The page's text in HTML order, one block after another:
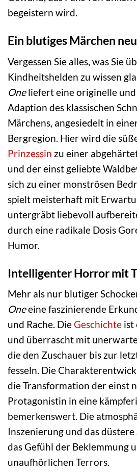
begeistern wird.
Ein blutiges Märchen
Vergessen Sie alles, was Sie
Kindheitshelden zu wissen
Oneliefert eine originelle
Adaption des klassischen
Märchens, angesiedelt in
Bergregion. Hier wird die
Prinzessin zu einer
und der einst geliebte
sich zu einer monströsen
spielt meisterhaft mit
untergräbt liebevoll
durch eine radikale Dosis
Humor.
Intelligenter Horror mit
Mehr als nur blutiger
Oneeine faszinierende
und Rache. DieGeschichte ist
und überrascht mit
die den Zuschauer bis zur
fesseln. Die
die Transformation der einst
Protagonistin in eine
bemerkenswert. Die
Inszenierung und das
das Gefühl der Beklemmung
unaufhörlichen Terrors.